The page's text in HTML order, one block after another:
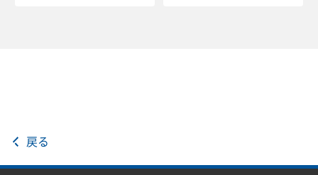
戻る